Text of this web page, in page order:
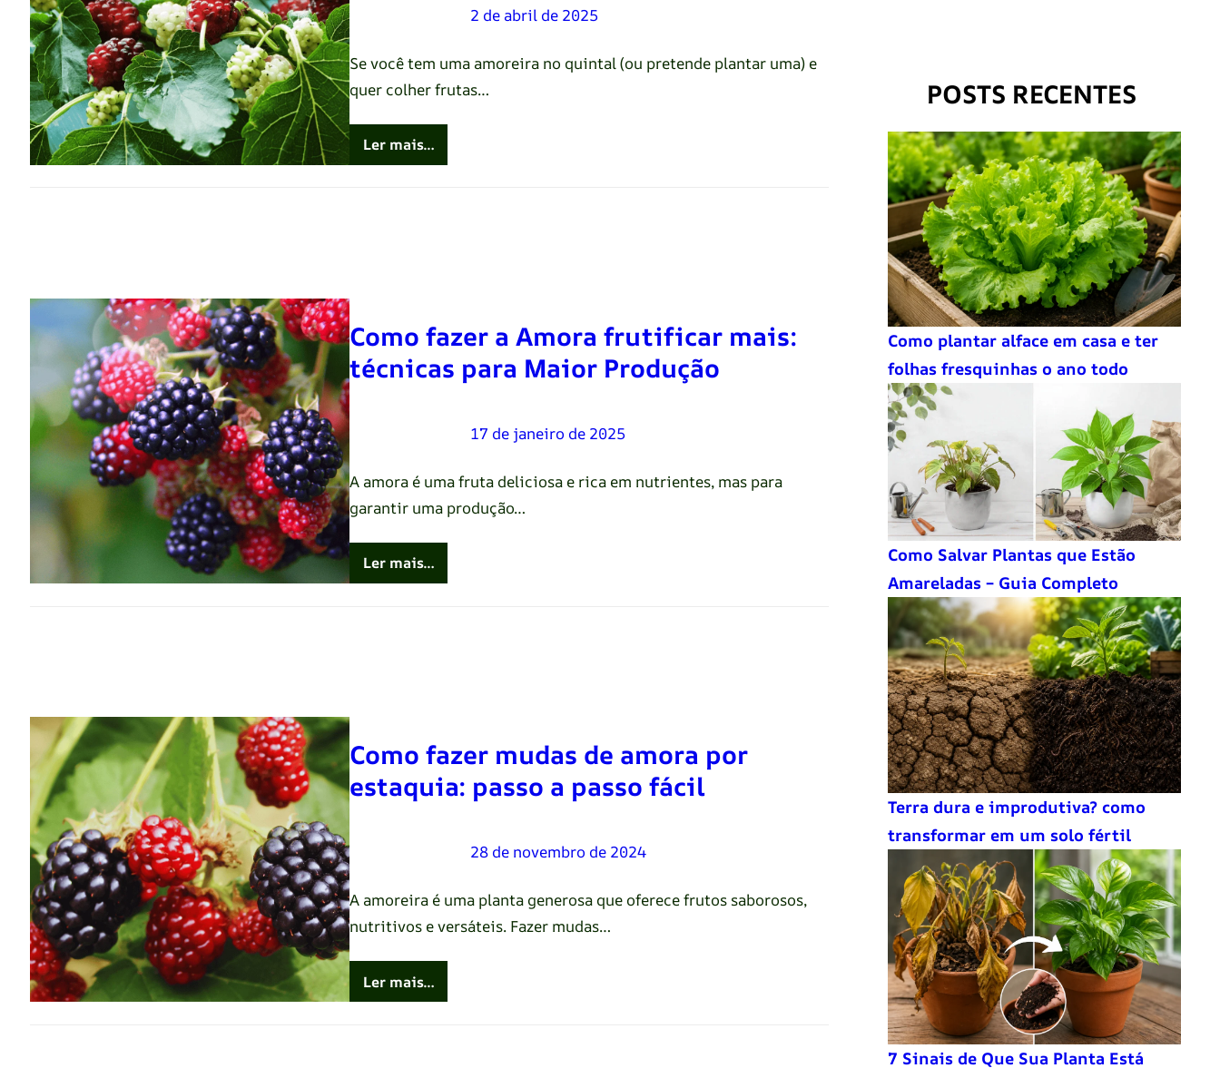
Renato Oliveira 2 de abril de 2025
Se você tem uma amoreira no quintal (ou pretende plantar uma) e
quer colher frutas…
Ler mais…
Como fazer a Amora frutificar mais:
técnicas para Maior Produção
Renato Oliveira 17 de janeiro de 2025
A amora é uma fruta deliciosa e rica em nutrientes, mas para
garantir uma produção…
Ler mais…
Como fazer mudas de amora por
estaquia: passo a passo fácil
Renato Oliveira 28 de novembro de 2024
A amoreira é uma planta generosa que oferece frutos saborosos,
nutritivos e versáteis. Fazer mudas…
Ler mais…
POSTS RECENTES
Como plantar alface em casa e ter
folhas fresquinhas o ano todo
Como Salvar Plantas que Estão
Amareladas – Guia Completo
Terra dura e improdutiva? como
transformar em um solo fértil
7 Sinais de Que Sua Planta Está